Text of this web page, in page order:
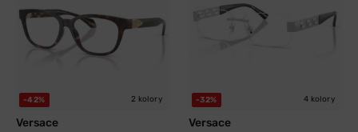
-42% 2 kolory
Versace
-32% 4 kolory
Versace